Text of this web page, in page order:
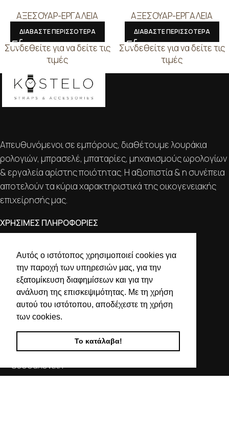
Αυτός ο ιστότοπος χρησιμοποιεί cookies για
την παροχή των υπηρεσιών μας, για την
εξατομίκευση διαφημίσεων και για την
ανάλυση της επισκεψιμότητας. Με τη χρήση
αυτού του ιστότοπου, αποδέχεστε τη χρήση
των cookies.
Το κατάλαβα!
ΑΞΕΣΟΥΑΡ-ΕΡΓΑΛΕΙΑ
ΔΙΑΒΑΣΤΕ ΠΕΡΙΣΣΟΤΕΡΑ
Συνδεθείτε για να δείτε τις
τιμές
ΑΞΕΣΟΥΑΡ-ΕΡΓΑΛΕΙΑ
ΔΙΑΒΑΣΤΕ ΠΕΡΙΣΣΟΤΕΡΑ
Συνδεθείτε για να δείτε τις
τιμές
Απευθυνόμενοι σε εμπόρους, διαθέτουμε λουράκια
ρολογιών, μπρασελέ, μπαταρίες, μηχανισμούς ωρολογίων
& εργαλεία αρίστης ποιότητας. Η αξιοπιστία & η συνέπεια
αποτελούν τα κύρια χαρακτηριστικά της οικογενειακής
επιχείρησής μας.
ΧΡΗΣΙΜΕΣ ΠΛΗΡΟΦΟΡΙΕΣ
ΟΡΟΙ ΧΡΗΣΗΣ
ΤΡΟΠΟΙ ΠΛΗΡΩΜΗΣ ΑΠΟΣΤΟΛΗΣ
ΠΟΛΙΤΙΚΗ ΑΠΟΡΡΗΤΟΥ
Ο ΛΟΓΑΡΙΑΣΜΟΣ ΜΟΥ
ΣΤΟΙΧΕΙΑ ΕΠΙΚΟΙΝΩΝΙΑΣ
Χαλκιδικής 19, 546 43,
Θεσσαλονίκη